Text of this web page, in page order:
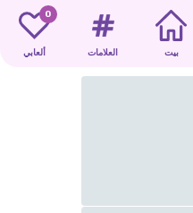
بيت العلامات
0
ألعابي